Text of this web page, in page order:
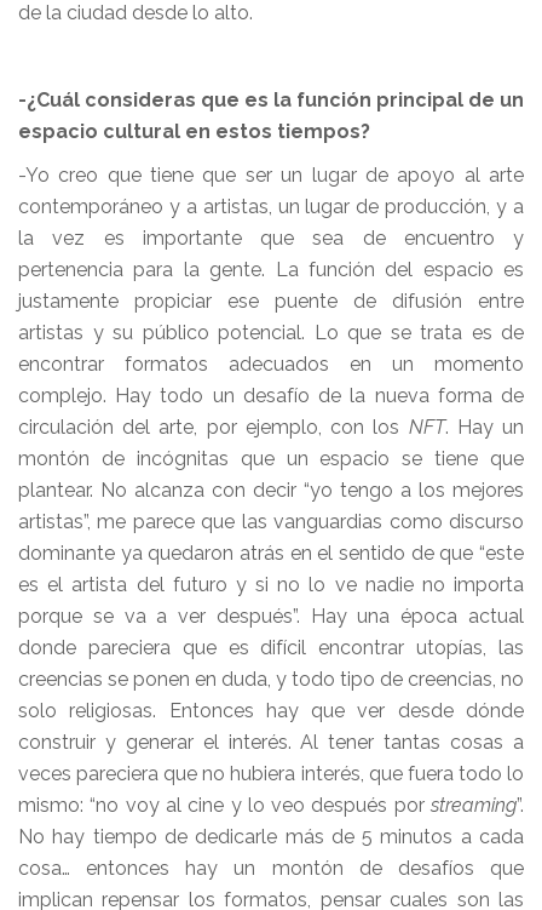
de la ciudad desde lo alto.
-¿Cuál consideras que es la función principal de un
espacio cultural en estos tiempos?
-Yo creo que tiene que ser un lugar de apoyo al arte
contemporáneo y a artistas, un lugar de producción, y a
la vez es importante que sea de encuentro y
pertenencia para la gente. La función del espacio es
justamente propiciar ese puente de difusión entre
artistas y su público potencial. Lo que se trata es de
encontrar formatos adecuados en un momento
complejo. Hay todo un desafío de la nueva forma de
circulación del arte, por ejemplo, con los NFT. Hay un
montón de incógnitas que un espacio se tiene que
plantear. No alcanza con decir “yo tengo a los mejores
artistas”, me parece que las vanguardias como discurso
dominante ya quedaron atrás en el sentido de que “este
es el artista del futuro y si no lo ve nadie no importa
porque se va a ver después”. Hay una época actual
donde pareciera que es difícil encontrar utopías, las
creencias se ponen en duda, y todo tipo de creencias, no
solo religiosas. Entonces hay que ver desde dónde
construir y generar el interés. Al tener tantas cosas a
veces pareciera que no hubiera interés, que fuera todo lo
mismo: “no voy al cine y lo veo después por streaming”.
No hay tiempo de dedicarle más de 5 minutos a cada
cosa… entonces hay un montón de desafíos que
implican repensar los formatos, pensar cuales son las